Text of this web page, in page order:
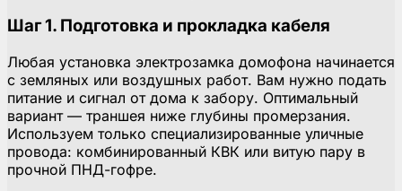
Шаг 1. Подготовка и прокладка кабеля
Любая установка электрозамка домофона начинается
с земляных или воздушных работ. Вам нужно подать
питание и сигнал от дома к забору. Оптимальный
вариант — траншея ниже глубины промерзания.
Используем только специализированные уличные
провода: комбинированный КВК или витую пару в
прочной ПНД-гофре.